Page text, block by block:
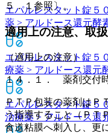
エパルレスタット錠５
薬 > アルドース還元酵
エパルレスタット錠５
療薬 > アルドース還元
エパルレスタット錠５
治療薬 > アルドース還
５．１参照〕。
適用上の注意、取
（適用上の注意）
１４．１． 薬剤交付
ＰＴＰ包装の薬剤はＰ
う指導すること（ＰＴ
食道粘膜へ刺入し、更